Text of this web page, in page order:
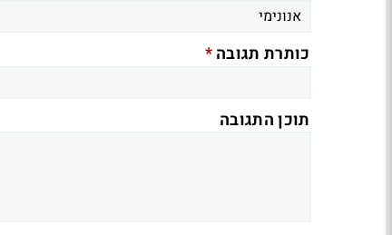
כותרת תגובה*
תוכן התגובה